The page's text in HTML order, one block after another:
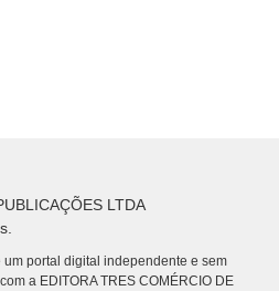
LTDA
um portal digital independente e sem
a EDITORA TRES COMÉRCIO DE